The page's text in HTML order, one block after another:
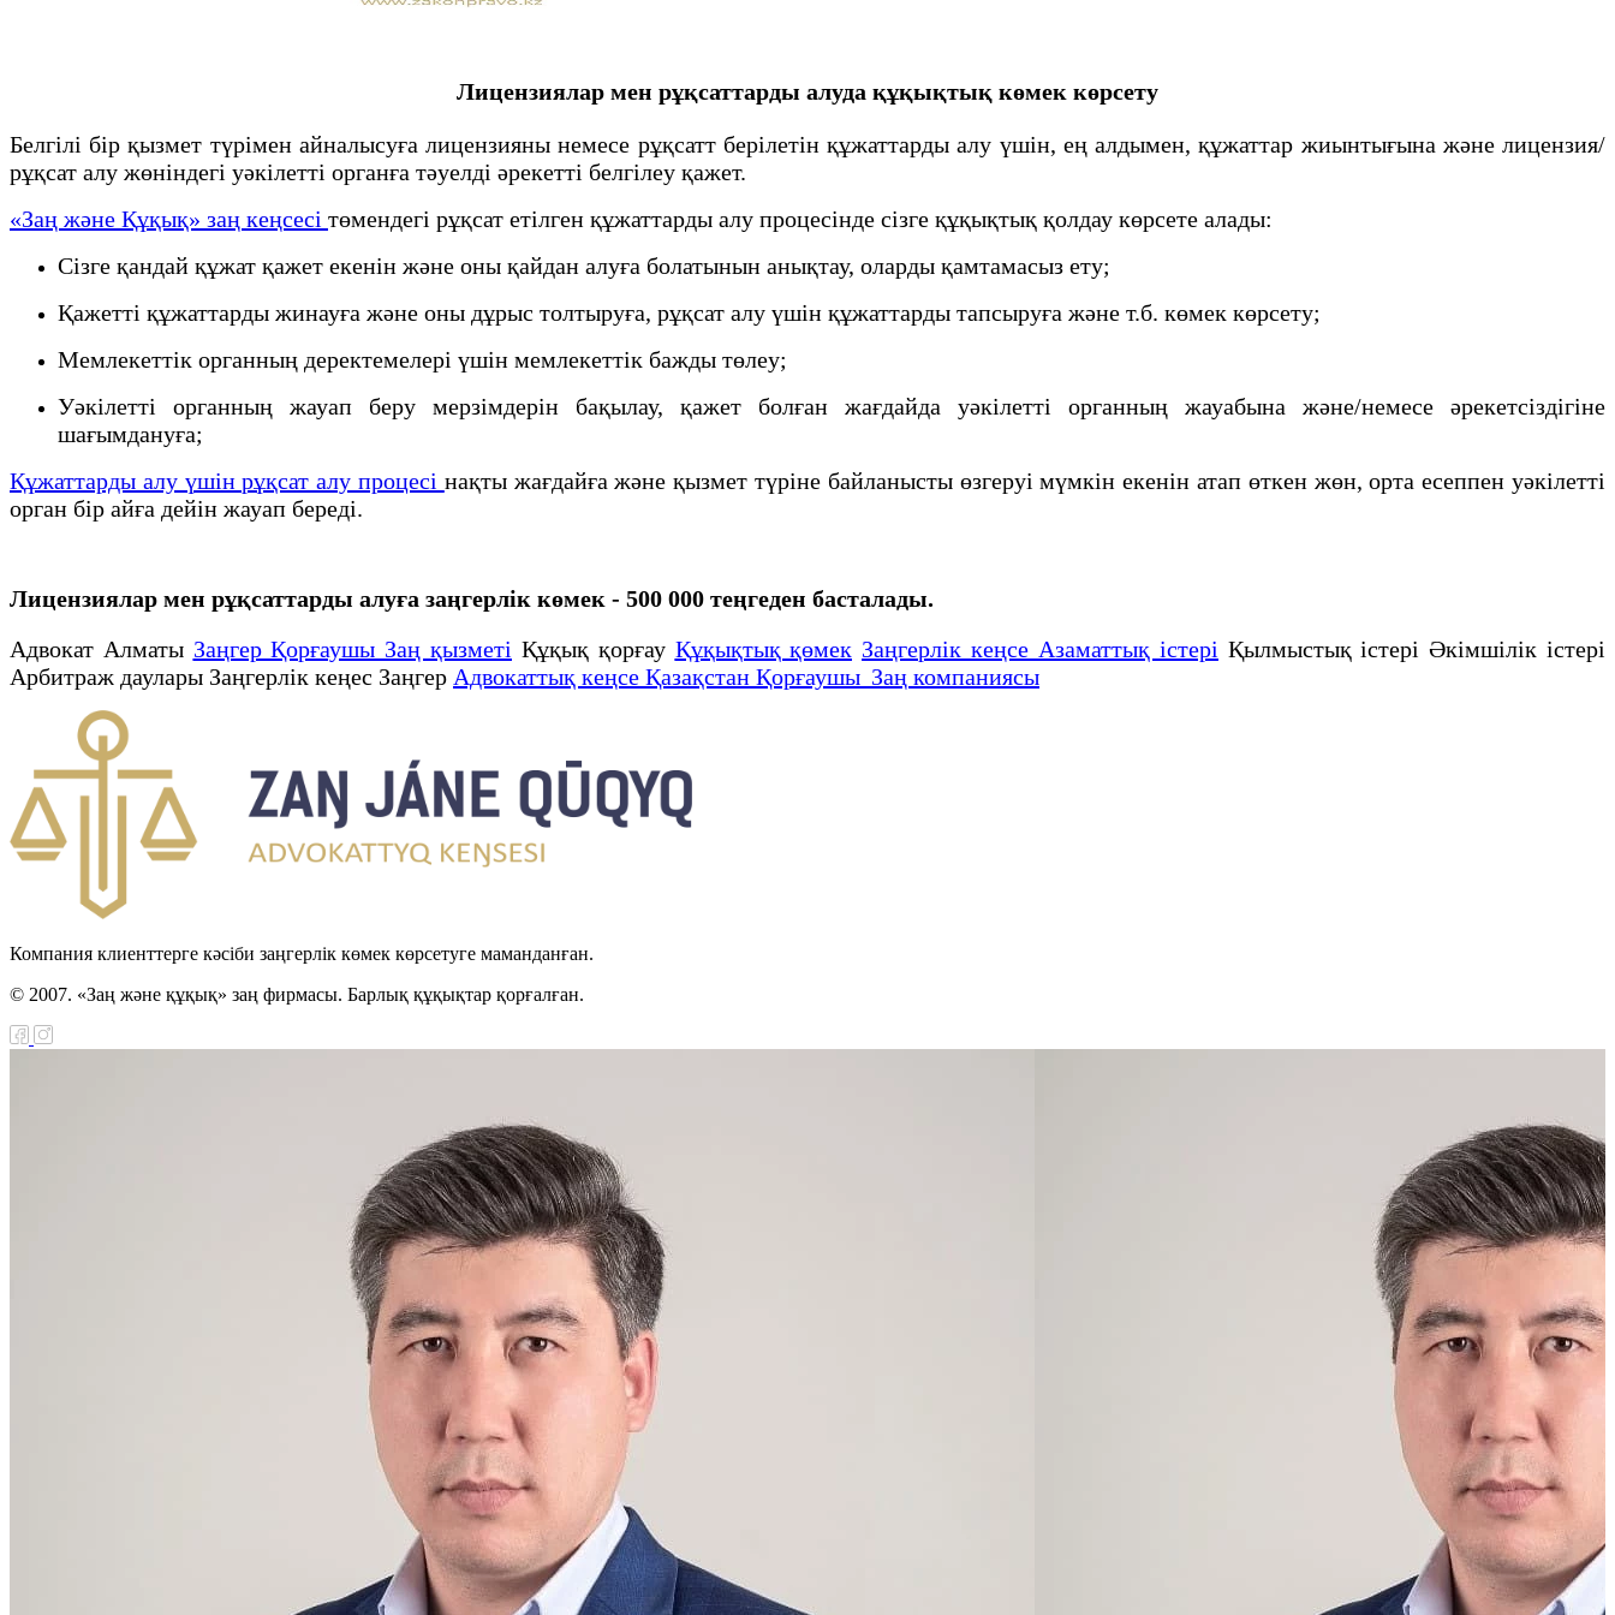
Лицензиялар мен рұқсаттарды алуда құқықтық көмек көрсету
Белгілі бір қызмет түрімен айналысуға лицензияны немесе рұқсатт берілетін құжаттарды алу үшін, ең алдымен, құжаттар жиынтығына және лицензия/
рұқсат алу жөніндегі уәкілетті органға тәуелді әрекетті белгілеу қажет.
«Заң және Құқық» заң кеңсесі төмендегі рұқсат етілген құжаттарды алу процесінде сізге құқықтық қолдау көрсете алады:
Сізге қандай құжат қажет екенін және оны қайдан алуға болатынын анықтау, оларды қамтамасыз ету;
Қажетті құжаттарды жинауға және оны дұрыс толтыруға, рұқсат алу үшін құжаттарды тапсыруға және т.б. көмек көрсету;
Мемлекеттік органның деректемелері үшін мемлекеттік бажды төлеу;
Уәкілетті органның жауап беру мерзімдерін бақылау, қажет болған жағдайда уәкілетті органның жауабына және/немесе әрекетсіздігіне
шағымдануға;
Құжаттарды алу үшін рұқсат алу процесі нақты жағдайға және қызмет түріне байланысты өзгеруі мүмкін екенін атап өткен жөн, орта есеппен уәкілетті
орган бір айға дейін жауап береді.
Лицензиялар мен рұқсаттарды алуға заңгерлік көмек - 500 000 теңгеден басталады.
Адвокат Алматы Заңгер Қорғаушы Заң қызметі Құқық қорғау Құқықтық қөмек Заңгерлік кеңсе Азаматтық істері Қылмыстық істері Әкімшілік істері
Арбитраж даулары Заңгерлік кеңес Заңгер Адвокаттық кеңсе Қазақстан Қорғаушы Заң компаниясы
Компания клиенттерге кәсіби заңгерлік көмек көрсетуге маманданған.
© 2007. «Заң және құқық» заң фирмасы. Барлық құқықтар қорғалған.